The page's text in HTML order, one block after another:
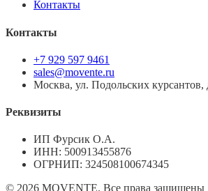
Контакты
Контакты
+7 929 597 9461
sales@movente.ru
Москва, ул. Подольских курсантов,
Реквизиты
ИП Фурсик О.А.
ИНН: 500913455876
ОГРНИП: 324508100674345
© 2026 MOVENTE. Все права защищены